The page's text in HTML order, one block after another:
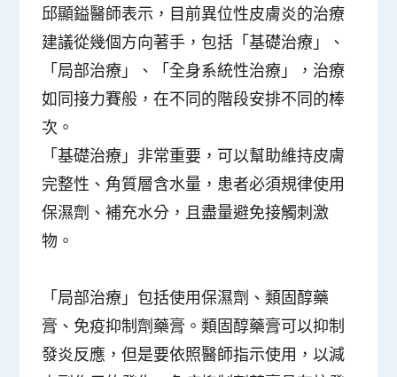
邱顯鎰醫師表示，目前異位性皮膚炎的治療
建議從幾個方向著手，包括「基礎治療」、
「局部治療」、「全身系統性治療」，治療
如同接力賽般，在不同的階段安排不同的棒
次。
「基礎治療」非常重要，可以幫助維持皮膚
完整性、角質層含水量，患者必須規律使用
保濕劑、補充水分，且盡量避免接觸刺激
物。
「局部治療」包括使用保濕劑、類固醇藥
膏、免疫抑制劑藥膏。類固醇藥膏可以抑制
發炎反應，但是要依照醫師指示使用，以減